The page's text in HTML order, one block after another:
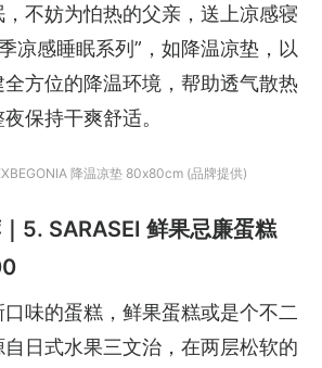
不妨为怕热的父亲，送上凉感寝
凉感睡眠系列”，如降温凉垫，以
方位的降温环境，帮助透气散热
保持干爽舒适。
降温凉垫 80x80cm (品牌提供)
5. SARASEI 鲜果忌廉蛋糕
味的蛋糕，鲜果蛋糕或是个不二
日式水果三文治，在两层松软的